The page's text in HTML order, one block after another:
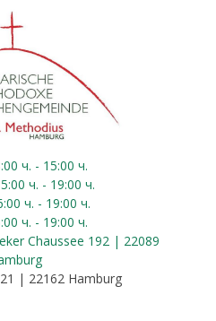
ч. - 15:00 ч.
ч. - 19:00 ч.
ч. - 19:00 ч.
ч. - 19:00 ч.
Chaussee 192 | 22089
| 22162 Hamburg